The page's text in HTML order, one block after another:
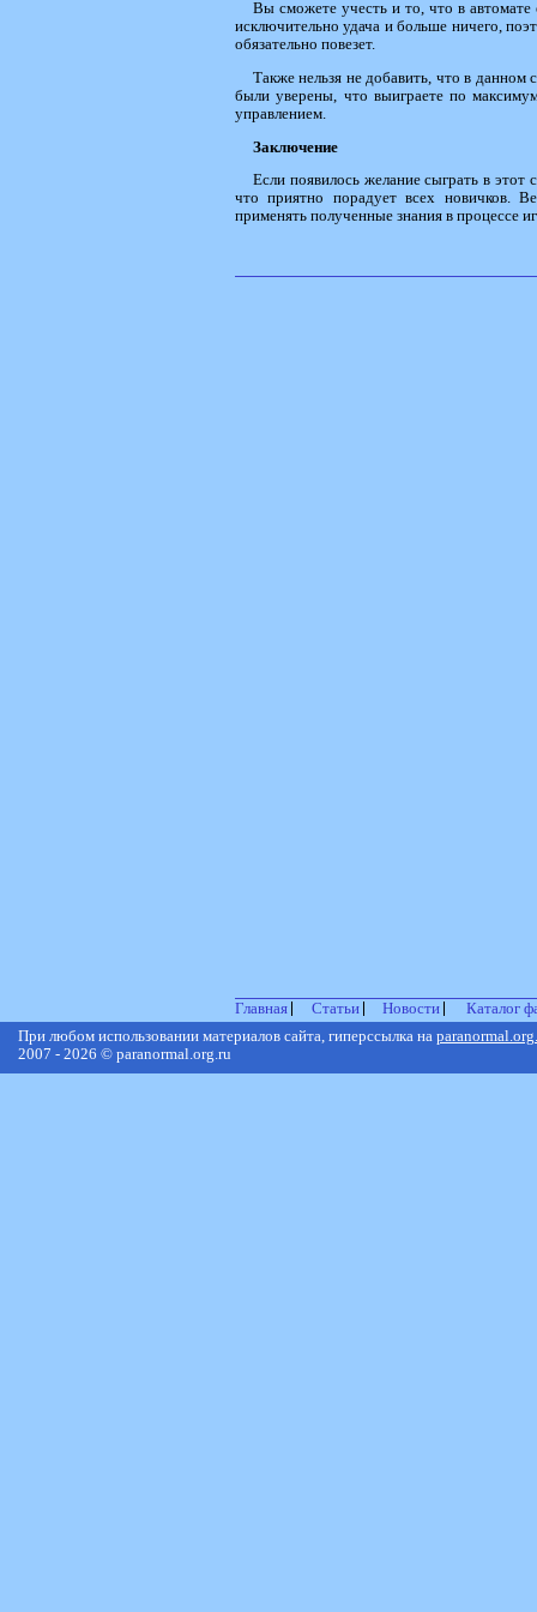
Вы сможете учесть и то, что в автомате
исключительно удача и больше ничего,
обязательно повезет.
Также нельзя не добавить, что в данном
были уверены, что выиграете по
управлением.
Заключение
Если появилось желание сыграть в этот
что приятно порадует всех новичков.
применять полученные знания в процессе
Главная Статьи Новости
Каталог
При любом использовании материалов сайта, гиперссылка на
2007 - 2026 © paranormal.org.ru